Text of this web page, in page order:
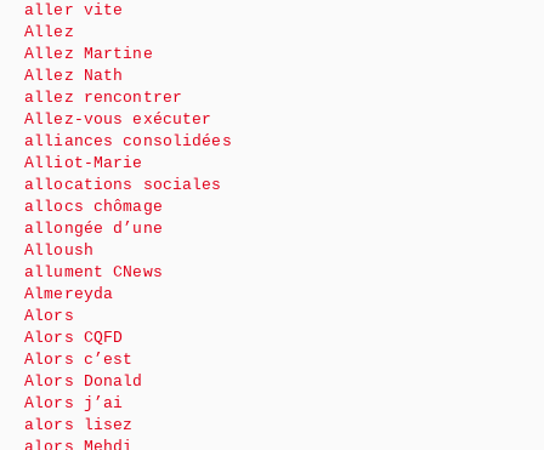
aller vite
Allez
Allez Martine
Allez Nath
allez rencontrer
Allez-vous exécuter
alliances consolidées
Alliot-Marie
allocations sociales
allocs chômage
allongée d’une
Alloush
allument CNews
Almereyda
Alors
Alors CQFD
Alors c’est
Alors Donald
Alors j’ai
alors lisez